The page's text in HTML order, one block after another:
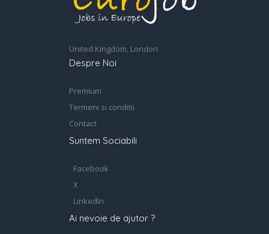
United Kingdom, London
Despre Noi
Premium
Termeni si conditii
Contact
Suntem Sociabili
Facebook
X
LinkedIn
Ai nevoie de ajutor ?